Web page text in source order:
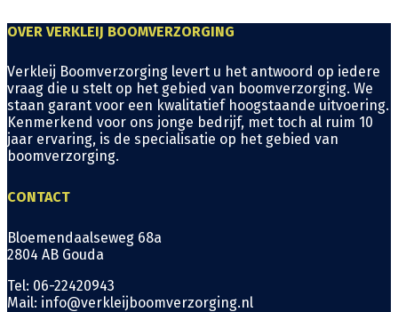
OVER VERKLEIJ BOOMVERZORGING
Verkleij Boomverzorging levert u het antwoord op iedere
vraag die u stelt op het gebied van boomverzorging. We
staan garant voor een kwalitatief hoogstaande uitvoering.
Kenmerkend voor ons jonge bedrijf, met toch al ruim 10
jaar ervaring, is de specialisatie op het gebied van
boomverzorging.
CONTACT
Bloemendaalseweg 68a
2804 AB Gouda
Tel: 06-22420943
Mail: info@verkleijboomverzorging.nl